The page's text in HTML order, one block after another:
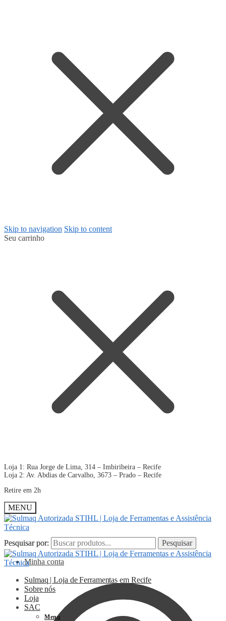
Skip to navigation Skip to content
Seu carrinho
Loja 1: Rua Jorge de Lima, 314 – Imbiribeira – Recife
Loja 2: Av. Abdias de Carvalho, 3673 – Prado – Recife
Retire em 2h
MENU
Pesquisar por: Pesquisar
Minha conta
Pesquisar por: Pesquisar
Sulmaq | Loja de Ferramentas em Recife
Sobre nós
Loja
SAC
Menu